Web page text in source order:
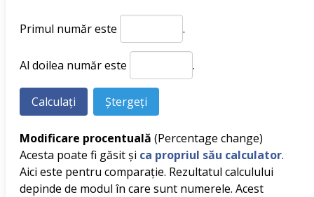
Primul număr este .
Al doilea număr este .
Modificare procentuală (Percentage change)
Acesta poate fi găsit și ca propriul său calculator.
Aici este pentru comparație. Rezultatul calculului
depinde de modul în care sunt numerele. Acest